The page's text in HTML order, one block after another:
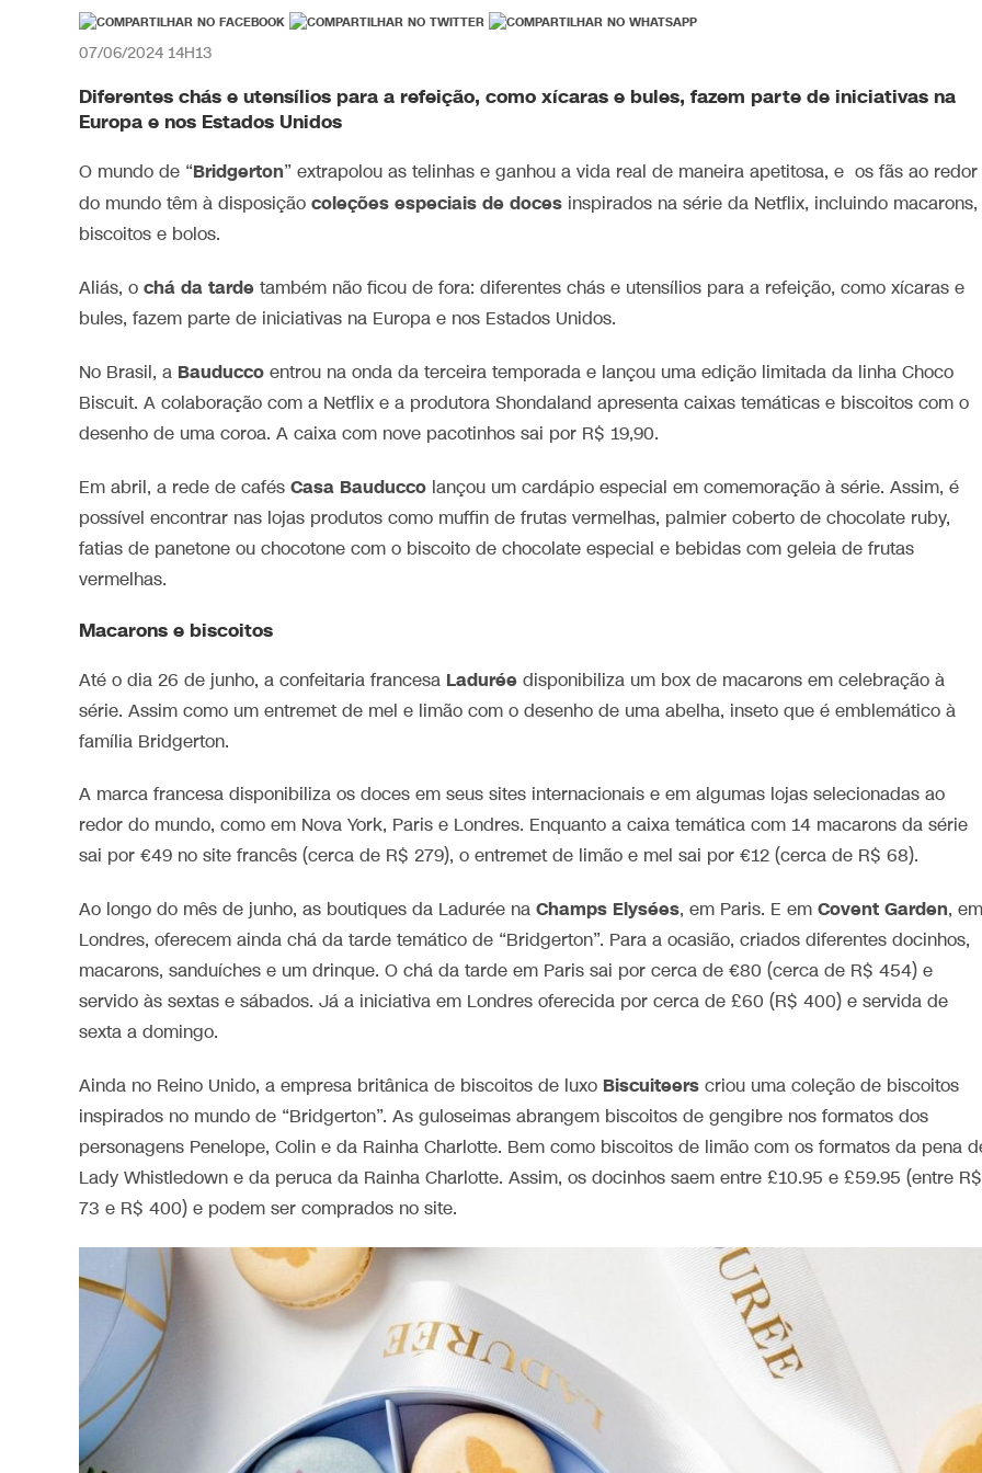
07/06/2024 14H13
Diferentes chás e utensílios para a refeição, como xícaras e bules, fazem parte de iniciativas na
Europa e nos Estados Unidos
O mundo de “Bridgerton” extrapolou as telinhas e ganhou a vida real de maneira apetitosa, e os fãs ao redor
do mundo têm à disposição coleções especiais de doces inspirados na série da Netflix, incluindo macarons,
biscoitos e bolos.
Aliás, o chá da tarde também não ficou de fora: diferentes chás e utensílios para a refeição, como xícaras e
bules, fazem parte de iniciativas na Europa e nos Estados Unidos.
No Brasil, a Bauducco entrou na onda da terceira temporada e lançou uma edição limitada da linha Choco
Biscuit. A colaboração com a Netflix e a produtora Shondaland apresenta caixas temáticas e biscoitos com o
desenho de uma coroa. A caixa com nove pacotinhos sai por R$ 19,90.
Em abril, a rede de cafés Casa Bauducco lançou um cardápio especial em comemoração à série. Assim, é
possível encontrar nas lojas produtos como muffin de frutas vermelhas, palmier coberto de chocolate ruby,
fatias de panetone ou chocotone com o biscoito de chocolate especial e bebidas com geleia de frutas
vermelhas.
Macarons e biscoitos
Até o dia 26 de junho, a confeitaria francesa Ladurée disponibiliza um box de macarons em celebração à
série. Assim como um entremet de mel e limão com o desenho de uma abelha, inseto que é emblemático à
família Bridgerton.
A marca francesa disponibiliza os doces em seus sites internacionais e em algumas lojas selecionadas ao
redor do mundo, como em Nova York, Paris e Londres. Enquanto a caixa temática com 14 macarons da série
sai por €49 no site francês (cerca de R$ 279), o entremet de limão e mel sai por €12 (cerca de R$ 68).
Ao longo do mês de junho, as boutiques da Ladurée na Champs Elysées, em Paris. E em Covent Garden, em
Londres, oferecem ainda chá da tarde temático de “Bridgerton”. Para a ocasião, criados diferentes docinhos,
macarons, sanduíches e um drinque. O chá da tarde em Paris sai por cerca de €80 (cerca de R$ 454) e
servido às sextas e sábados. Já a iniciativa em Londres oferecida por cerca de £60 (R$ 400) e servida de
sexta a domingo.
Ainda no Reino Unido, a empresa britânica de biscoitos de luxo Biscuiteers criou uma coleção de biscoitos
inspirados no mundo de “Bridgerton”. As guloseimas abrangem biscoitos de gengibre nos formatos dos
personagens Penelope, Colin e da Rainha Charlotte. Bem como biscoitos de limão com os formatos da pena
Lady Whistledown e da peruca da Rainha Charlotte. Assim, os docinhos saem entre £10.95 e £59.95 (entre R$
73 e R$ 400) e podem ser comprados no site.